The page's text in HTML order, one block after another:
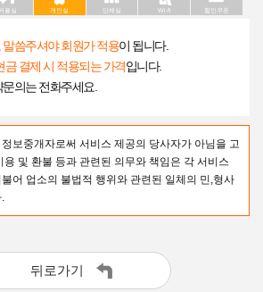
커플실 개인실 단체실 Wi-fi 할인쿠폰
씀주셔야 회원가 적용이 됩니다.
결제 시 적용되는 가격입니다.
의는 전화주세요.
보중개자로써 서비스 제공의 당사자가 아님을 고
용 및 환불 등과 관련된 의무와 책임은 각 서비스
어 업소의 불법적 행위와 관련된 일체의 민,형사
뒤로가기